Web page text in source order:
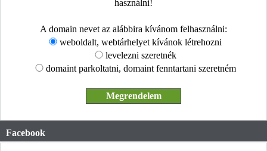
használni!
A domain nevet az alábbira kívánom felhasználni:
weboldalt, webtárhelyet kívánok létrehozni
levelezni szeretnék
domaint parkoltatni, domaint fenntartani szeretném
Facebook